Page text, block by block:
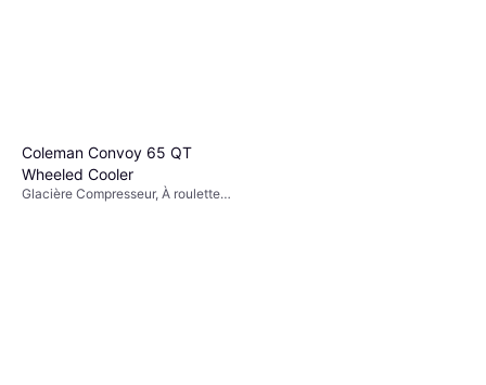
Coleman Convoy 65 QT
Wheeled Cooler
Glacière Compresseur, À roulettes,